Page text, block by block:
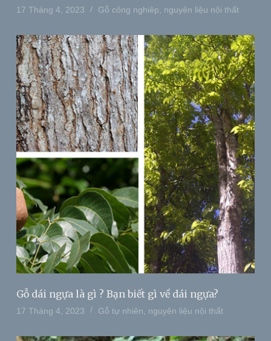
17 Tháng 4, 2023 Gỗ công nghiêp, nguyên liệu nội thất
Gỗ dái ngựa là gì ? Bạn biết gì về dái ngựa?
17 Tháng 4, 2023 Gỗ tự nhiên nguyên liệu nội thất